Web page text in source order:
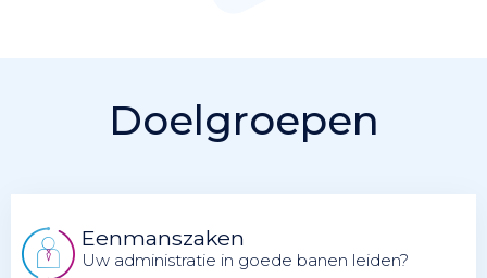
Doelgroepen
Eenmanszaken
Uw administratie in goede banen leiden?